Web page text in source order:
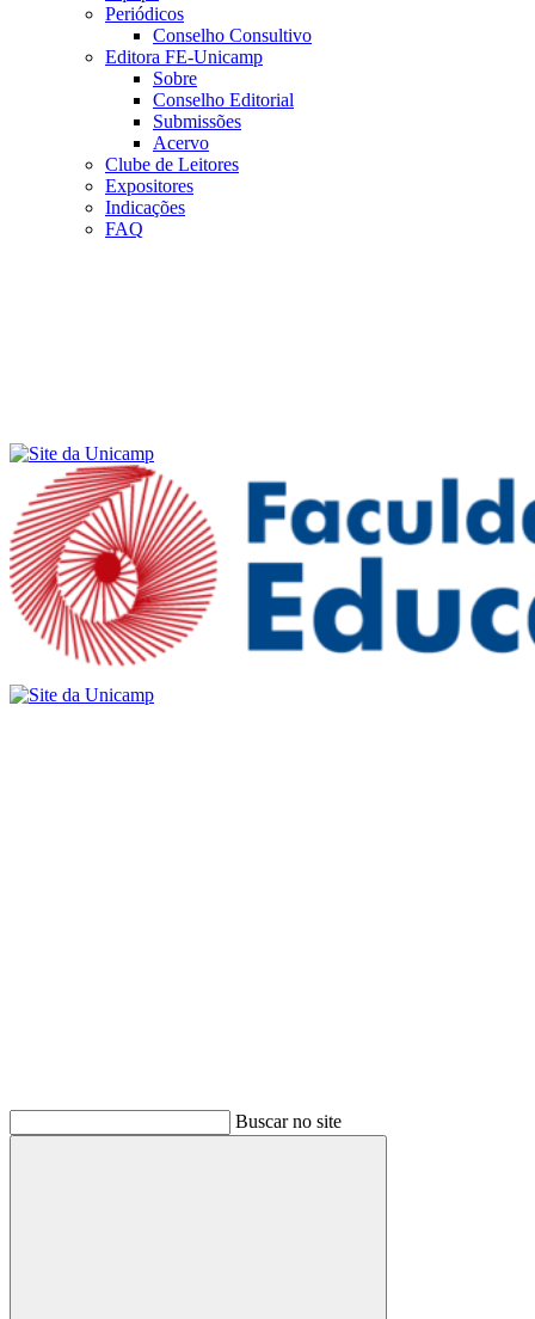
Periódicos
Conselho Consultivo
Editora FE-Unicamp
Sobre
Conselho Editorial
Submissões
Acervo
Clube de Leitores
Expositores
Indicações
FAQ
Buscar no site